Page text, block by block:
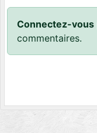
Connectez-vous
commentaires.